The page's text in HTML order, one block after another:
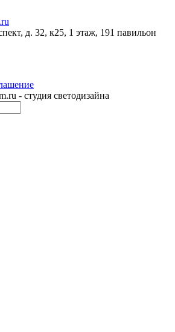
д. 32, к25, 1 этаж, 191 павильон
- студия светодизайна